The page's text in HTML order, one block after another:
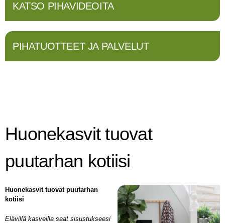
KATSO PIHAVIDEOITA
PIHATUOTTEET JA PALVELUT
Huonekasvit tuovat
puutarhan kotiisi
Huonekasvit tuovat puutarhan
kotiisi
Elävillä kasveilla saat sisustukseesi